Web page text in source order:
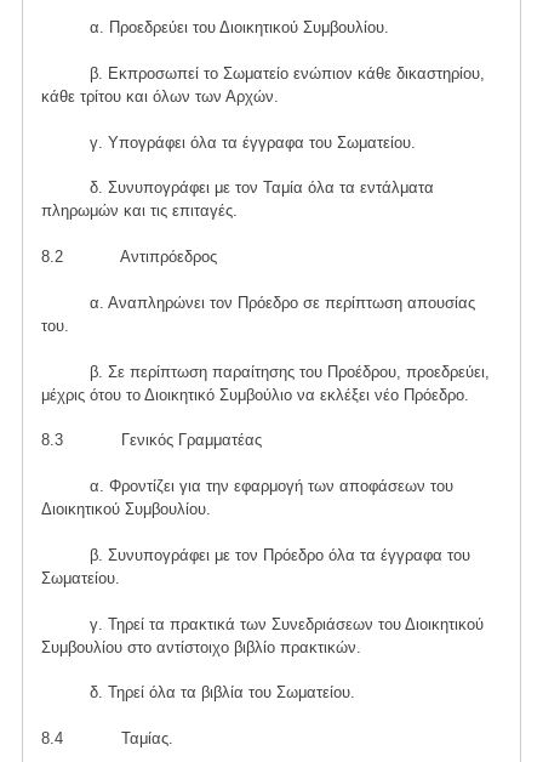
α. Προεδρεύει του Διοικητικού Συμβουλίου.
β. Εκπροσωπεί το Σωματείο ενώπιον κάθε δικαστηρίου,
κάθε τρίτου και όλων των Αρχών.
γ. Υπογράφει όλα τα έγγραφα του Σωματείου.
δ. Συνυπογράφει με τον Ταμία όλα τα εντάλματα
πληρωμών και τις επιταγές.
8.2 Αντιπρόεδρος
α. Αναπληρώνει τον Πρόεδρο σε περίπτωση απουσίας
του.
β. Σε περίπτωση παραίτησης του Προέδρου, προεδρεύει,
μέχρις ότου το Διοικητικό Συμβούλιο να εκλέξει νέο Πρόεδρo.
8.3 Γενικός Γραμματέας
α. Φροντίζει για την εφαρμογή των αποφάσεων του
Διοικητικού Συμβουλίου.
β. Συνυπογράφει με τον Πρόεδρο όλα τα έγγραφα του
Σωματείου.
γ. Τηρεί τα πρακτικά των Συνεδριάσεων του Διοικητικού
Συμβουλίου στο αντίστοιχο βιβλίο πρακτικών.
δ. Τηρεί όλα τα βιβλία του Σωματείου.
8.4 Ταμίας.